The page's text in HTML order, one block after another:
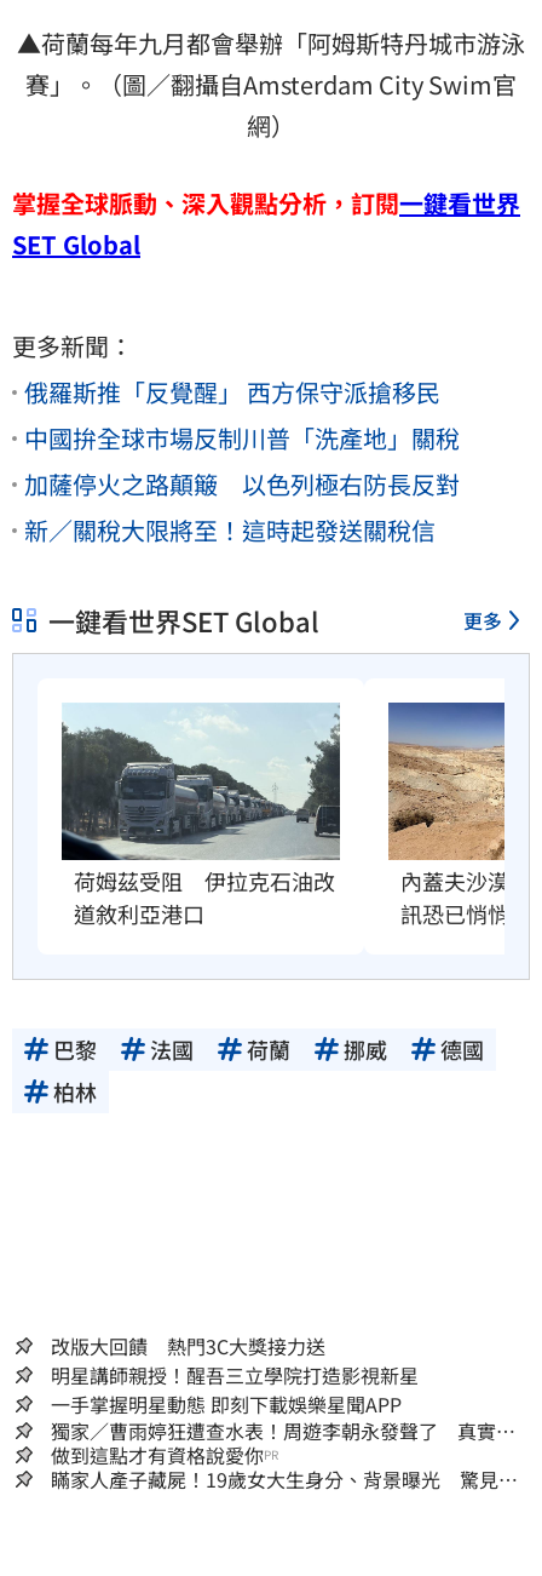
▲荷蘭每年九月都會舉辦「阿姆斯特丹城市游泳
賽」。（圖／翻攝自Amsterdam City Swim官
網）
掌握全球脈動、深入觀點分析，訂閱一鍵看世界
SET Global
更多新聞：
俄羅斯推「反覺醒」 西方保守派搶移民
中國拚全球市場反制川普「洗產地」關稅
加薩停火之路顛簸 以色列極右防長反對
新／關稅大限將至！這時起發送關稅信
一鍵看世界SET Global 更多
荷姆茲受阻　伊拉克石油改
道敘利亞港口
內蓋夫沙漠奇
訊恐已悄悄逼
巴黎 法國 荷蘭 挪威
德國
柏林
改版大回饋 熱門3C大獎接力送
明星講師親授！醒吾三立學院打造影視新星
一手掌握明星動態 即刻下載娛樂星聞APP
獨家／曹雨婷狂遭查水表！周遊李朝永發聲了 真實看
法曝光
做到這點才有資格說愛你PR
瞞家人產子藏屍！19歲女大生身分、背景曝光 驚見